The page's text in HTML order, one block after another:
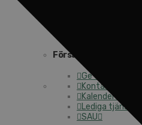
Församlingarnas
Ge för livet –
Kontakt
Kalender
Lediga tjänster
SAU